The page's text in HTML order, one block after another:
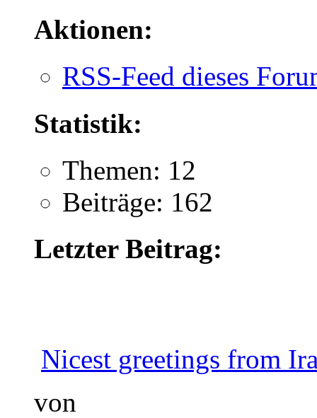
Aktionen:
RSS-Feed dieses
Statistik:
Themen: 12
Beiträge: 162
Letzter Beitrag:
Nicest greetings from
von